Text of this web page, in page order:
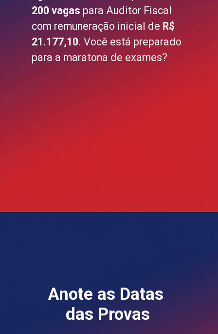
200 vagas para Auditor Fiscal
com remuneração inicial de R$
21.177,10. Você está preparado
para a maratona de exames?
Anote as Datas
das Provas